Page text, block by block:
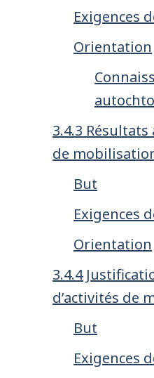
Exigences
Orientation
3.4.3
de
But
Exigences
Orientation
3.4.4
d’activités de
But
Exigences